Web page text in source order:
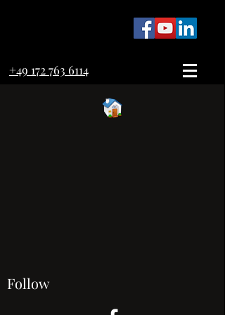
+49 172 763 6114
Follow